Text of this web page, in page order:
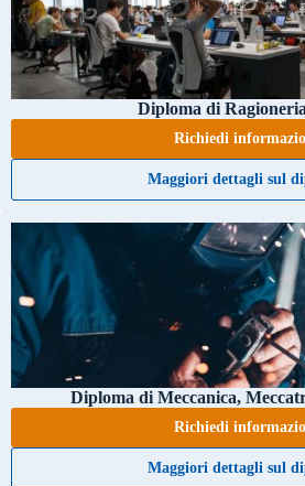
Diploma di
Richiedi
Maggiori dettagli sul
Diploma di Meccanica,
Richiedi
Maggiori dettagli sul